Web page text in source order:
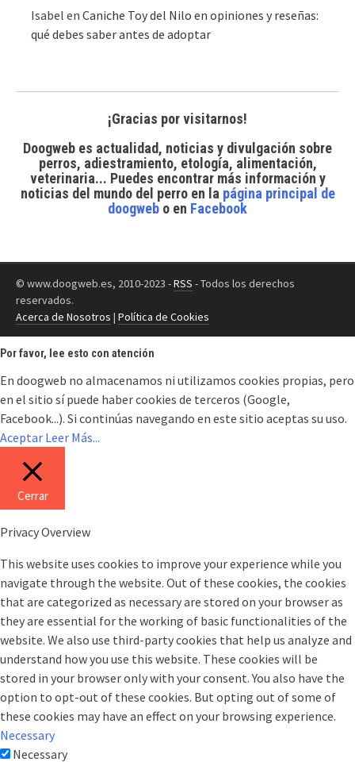
Isabel enCaniche Toy del Nilo en opiniones y reseñas:
qué debes saber antes de adoptar
¡Gracias por visitarnos!
Doogweb es actualidad, noticias y divulgación sobre
perros, adiestramiento, etología, alimentación,
veterinaria... Puedes encontrar más información y
noticias del mundo del perroen la página principal de
doogweb o en Facebook
© www.doogweb.es, 2010-2023 -RSS - Todos los derechos
reservados.
Acerca de Nosotros | Política de Cookies
Por favor, lee esto con atención
En doogweb no almacenamos ni utilizamos cookies propias, pero
en el sitio sí puede haber cookies de terceros (Google,
Facebook...). Si continúas navegando en este sitio aceptas su uso.
Aceptar Leer Más...
Cerrar
Privacy Overview
This website uses cookies to improve your experience while you
navigate through the website. Out of these cookies, the cookies
that are categorized as necessary are stored on your browser as
they are essential for the working of basic functionalities of the
website. We also use third-party cookies that help us analyze and
understand how you use this website. These cookies will be
stored in your browser only with your consent. You also have the
option to opt-out of these cookies. But opting out of some of
these cookies may have an effect on your browsing experience.
Necessary
Necessary